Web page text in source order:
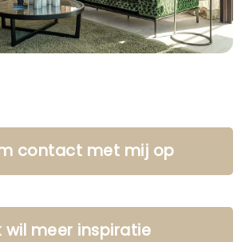
contact met mij op
wil meer inspiratie